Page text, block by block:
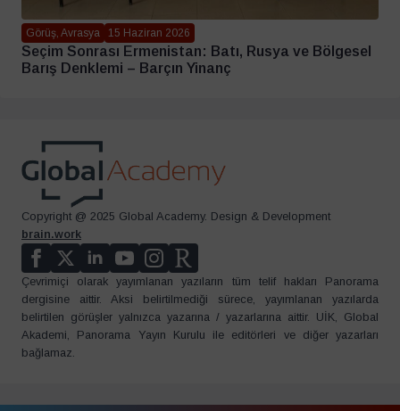
Görüş, Avrasya 15 Haziran 2026
Seçim Sonrası Ermenistan: Batı, Rusya ve Bölgesel
Barış Denklemi – Barçın Yinanç
Copyright @ 2025 Global Academy. Design & Development
brain.work
Çevrimiçi olarak yayımlanan yazıların tüm telif hakları Panorama
dergisine aittir. Aksi belirtilmediği sürece, yayımlanan yazılarda
belirtilen görüşler yalnızca yazarına / yazarlarına aittir. UİK, Global
Akademi, Panorama Yayın Kurulu ile editörleri ve diğer yazarları
bağlamaz.